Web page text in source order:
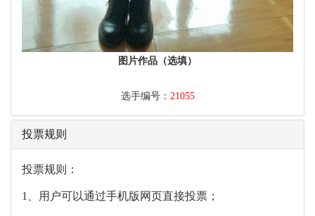
图片作品（选填）
选手编号： 21055
投票规则
投票规则：
1、用户可以通过手机版网页直接投票；